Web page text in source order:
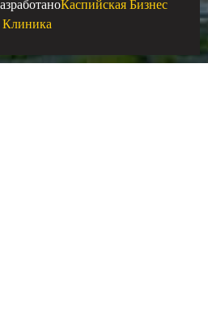
Каспийская Бизнес
Клиника